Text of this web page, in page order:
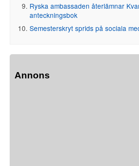
Ryska ambassaden återlämnar
anteckningsbok
Semesterskryt sprids på sociala
Annons